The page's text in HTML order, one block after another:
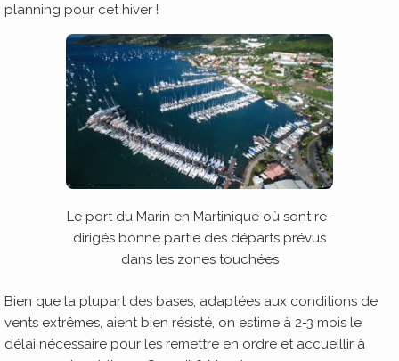
planning pour cet hiver !
Le port du Marin en Martinique où sont re-
dirigés bonne partie des départs prévus
dans les zones touchées
Bien que la plupart des bases, adaptées aux conditions de
vents extrêmes, aient bien résisté, on estime à 2-3 mois le
délai nécessaire pour les remettre en ordre et accueillir à